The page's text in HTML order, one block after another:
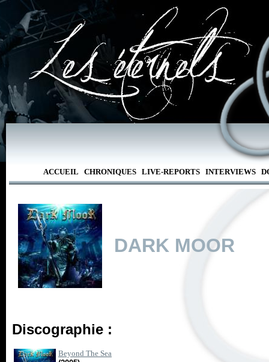
ACCUEIL CHRONIQUES LIVE-REPORTS INTERVIEWS
DARK MOOR
Discographie :
Beyond The Sea